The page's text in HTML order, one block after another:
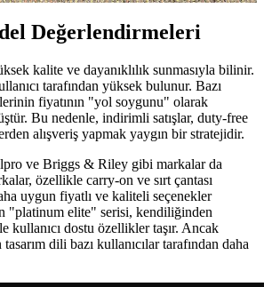
Değerlendirmeleri
kalite ve dayanıklılık sunmasıyla bilinir.
tarafından yüksek bulunur. Bazı
fiyatının "yol soygunu" olarak
Bu nedenle, indirimli satışlar, duty-free
alışveriş yapmak yaygın bir stratejidir.
ve Briggs & Riley gibi markalar da
özellikle carry-on ve sırt çantası
uygun fiyatlı ve kaliteli seçenekler
"platinum elite" serisi, kendiliğinden
kullanıcı dostu özellikler taşır. Ancak
dili bazı kullanıcılar tarafından daha